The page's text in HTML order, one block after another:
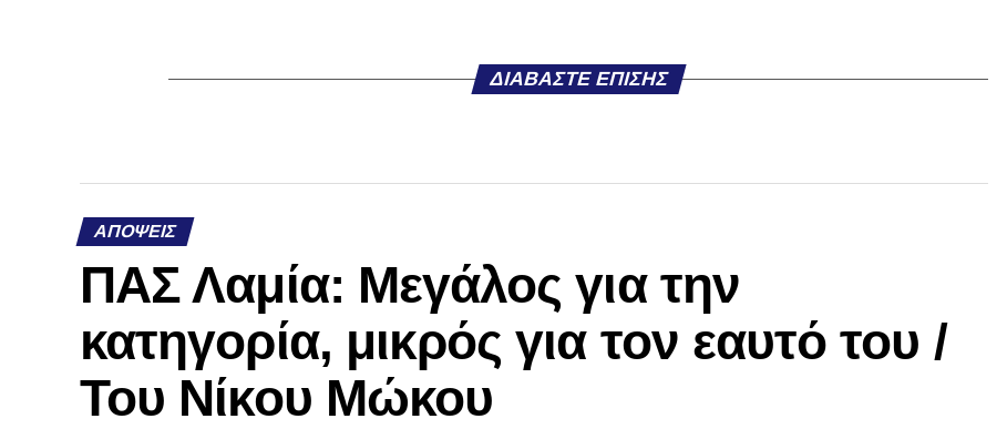
ΔΙΑΒΆΣΤΕ ΕΠΊΣΗΣ
ΑΠΌΨΕΙΣ
ΠΑΣ Λαμία: Μεγάλος για την
κατηγορία, μικρός για τον εαυτό του /
Του Νίκου Μώκου